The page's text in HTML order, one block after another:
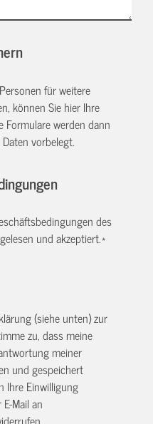
für weitere
können Sie hier Ihre
Formulare werden dann
vorbelegt.
des
und akzeptiert.*
(siehe unten) zur
zu, dass meine
meiner
und gespeichert
Ihre Einwilligung
Mail an